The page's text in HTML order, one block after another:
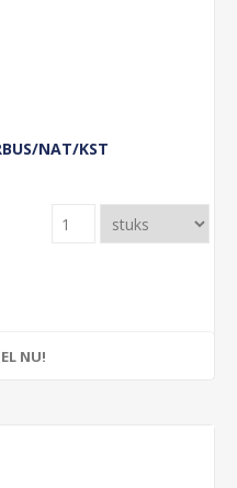
NAT/KST
NU!